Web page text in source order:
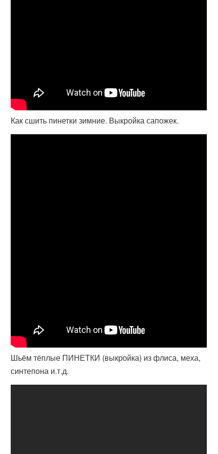
Как сшить пинетки зимние. Выкройка сапожек.
Шьём тёплые ПИНЕТКИ (выкройка) из флиса, меха,
синтепона и.т.д.